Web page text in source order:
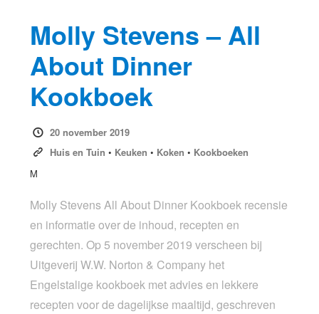
Molly Stevens – All
About Dinner
Kookboek
20 november 2019
Huis en Tuin • Keuken • Koken • Kookboeken
M
Molly Stevens All About Dinner Kookboek recensie
en informatie over de inhoud, recepten en
gerechten. Op 5 november 2019 verscheen bij
Uitgeverij W.W. Norton & Company het
Engelstalige kookboek met advies en lekkere
recepten voor de dagelijkse maaltijd, geschreven